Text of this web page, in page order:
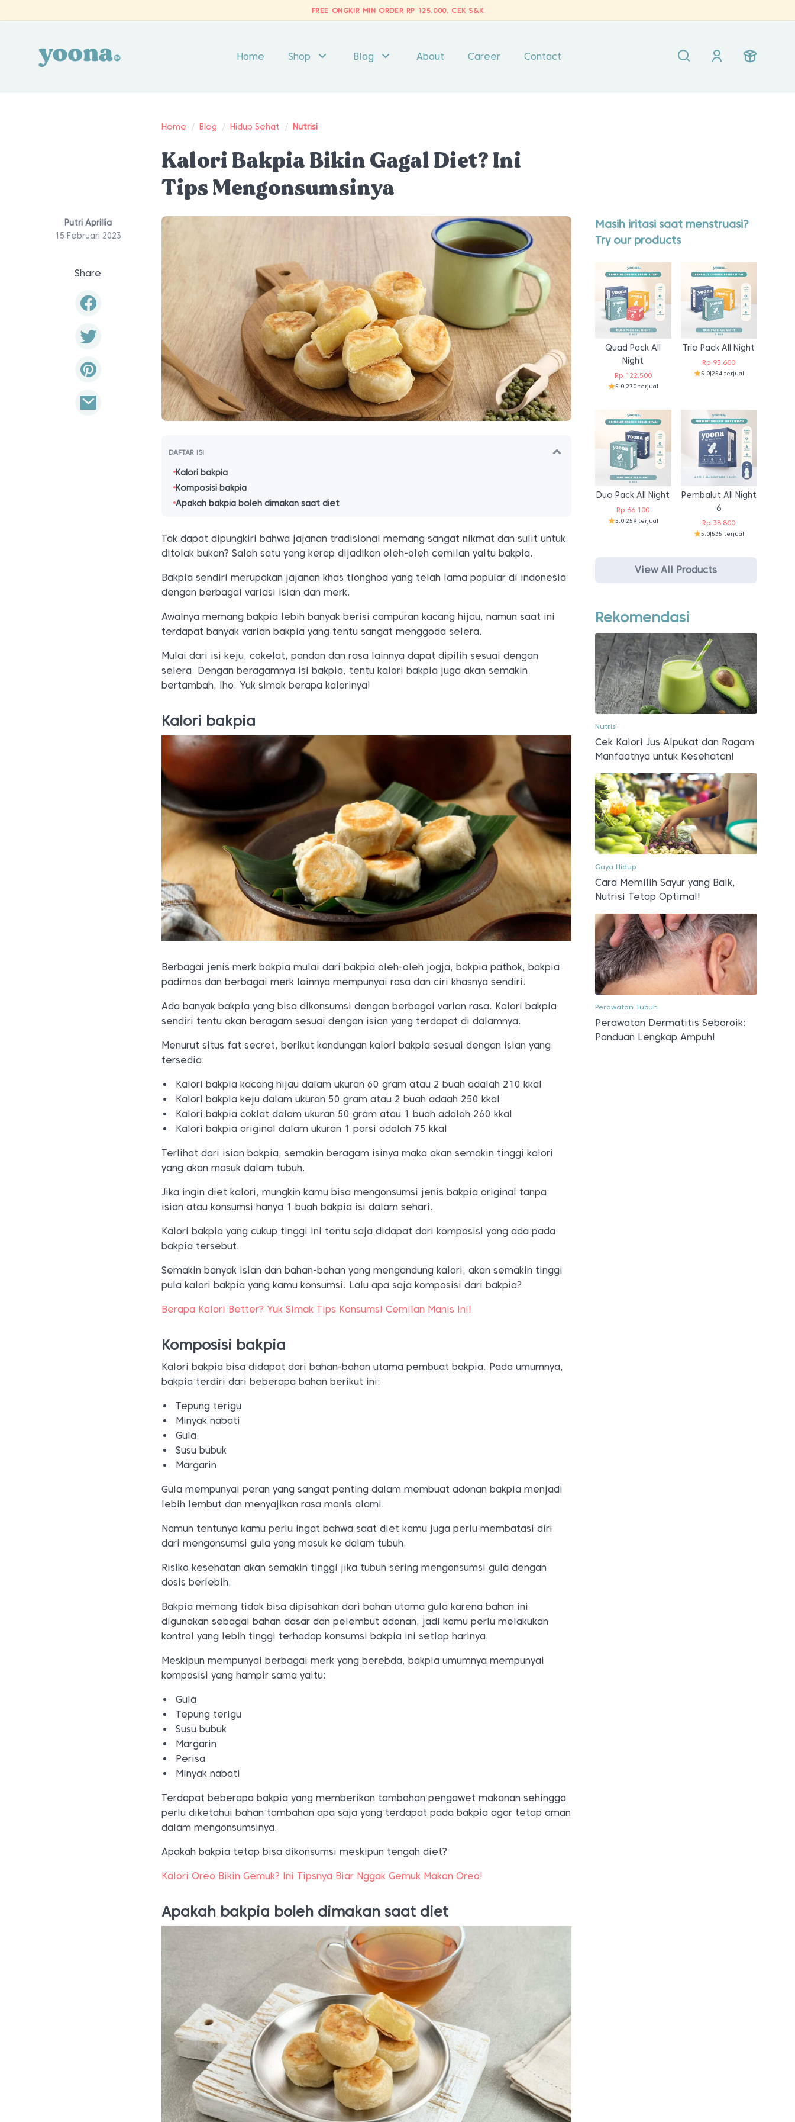
FREE ONGKIR MIN ORDER RP 125.000. CEK S&K
Home Shop Blog About Career Contact
Home / Blog / Hidup Sehat / Nutrisi
Kalori Bakpia Bikin Gagal Diet? Ini
Tips Mengonsumsinya
Putri Aprillia
15 Februari 2023
Share
DAFTAR ISI
Kalori bakpia
Komposisi bakpia
Apakah bakpia boleh dimakan saat diet
Tak dapat dipungkiri bahwa jajanan tradisional memang sangat nikmat dan sulit untuk
ditolak bukan? Salah satu yang kerap dijadikan oleh-oleh cemilan yaitu bakpia.
Bakpia sendiri merupakan jajanan khas tionghoa yang telah lama popular di indonesia
dengan berbagai variasi isian dan merk.
Awalnya memang bakpia lebih banyak berisi campuran kacang hijau, namun saat ini
terdapat banyak varian bakpia yang tentu sangat menggoda selera.
Mulai dari isi keju, cokelat, pandan dan rasa lainnya dapat dipilih sesuai dengan
selera. Dengan beragamnya isi bakpia, tentu kalori bakpia juga akan semakin
bertambah, lho. Yuk simak berapa kalorinya!
Kalori bakpia
Berbagai jenis merk bakpia mulai dari bakpia oleh-oleh jogja, bakpia pathok, bakpia
padimas dan berbagai merk lainnya mempunyai rasa dan ciri khasnya sendiri.
Ada banyak bakpia yang bisa dikonsumsi dengan berbagai varian rasa. Kalori bakpia
sendiri tentu akan beragam sesuai dengan isian yang terdapat di dalamnya.
Menurut situs fat secret, berikut kandungan kalori bakpia sesuai dengan isian yang
tersedia:
Kalori bakpia kacang hijau dalam ukuran 60 gram atau 2 buah adalah 210 kkal
Kalori bakpia keju dalam ukuran 50 gram atau 2 buah adaah 250 kkal
Kalori bakpia coklat dalam ukuran 50 gram atau 1 buah adalah 260 kkal
Kalori bakpia original dalam ukuran 1 porsi adalah 75 kkal
Terlihat dari isian bakpia, semakin beragam isinya maka akan semakin tinggi kalori
yang akan masuk dalam tubuh.
Jika ingin diet kalori, mungkin kamu bisa mengonsumsi jenis bakpia original tanpa
isian atau konsumsi hanya 1 buah bakpia isi dalam sehari.
Kalori bakpia yang cukup tinggi ini tentu saja didapat dari komposisi yang ada pada
bakpia tersebut.
Semakin banyak isian dan bahan-bahan yang mengandung kalori, akan semakin tinggi
pula kalori bakpia yang kamu konsumsi. Lalu apa saja komposisi dari bakpia?
Berapa Kalori Better? Yuk Simak Tips Konsumsi Cemilan Manis Ini!
Komposisi bakpia
Kalori bakpia bisa didapat dari bahan-bahan utama pembuat bakpia. Pada umumnya,
bakpia terdiri dari beberapa bahan berikut ini:
Tepung terigu
Minyak nabati
Gula
Susu bubuk
Margarin
Gula mempunyai peran yang sangat penting dalam membuat adonan bakpia menjadi
lebih lembut dan menyajikan rasa manis alami.
Namun tentunya kamu perlu ingat bahwa saat diet kamu juga perlu membatasi diri
dari mengonsumsi gula yang masuk ke dalam tubuh.
Risiko kesehatan akan semakin tinggi jika tubuh sering mengonsumsi gula dengan
dosis berlebih.
Bakpia memang tidak bisa dipisahkan dari bahan utama gula karena bahan ini
digunakan sebagai bahan dasar dan pelembut adonan, jadi kamu perlu melakukan
kontrol yang lebih tinggi terhadap konsumsi bakpia ini setiap harinya.
Meskipun mempunyai berbagai merk yang berebda, bakpia umumnya mempunyai
komposisi yang hampir sama yaitu:
Gula
Tepung terigu
Susu bubuk
Margarin
Perisa
Minyak nabati
Terdapat beberapa bakpia yang memberikan tambahan pengawet makanan sehingga
perlu diketahui bahan tambahan apa saja yang terdapat pada bakpia agar tetap aman
dalam mengonsumsinya.
Apakah bakpia tetap bisa dikonsumsi meskipun tengah diet?
Kalori Oreo Bikin Gemuk? Ini Tipsnya Biar Nggak Gemuk Makan Oreo!
Apakah bakpia boleh dimakan saat diet
Masih iritasi saat menstruasi?
Try our products
Quad Pack All
Night
Rp122.500
5.0|270 terjual
Trio Pack All Night
Rp 93.600
5.0|254 terjual
Duo Pack All Night
Rp 66.100
5.0|259 terjual
Pembalut All Night
6
Rp 38.800
5.0|535 terjual
View All Products
Rekomendasi
Nutrisi
Cek Kalori Jus Alpukat dan Ragam
Manfaatnya untuk Kesehatan!
Gaya Hidup
Cara Memilih Sayur yang Baik,
Nutrisi Tetap Optimal!
Perawatan Tubuh
Perawatan Dermatitis Seboroik:
Panduan Lengkap Ampuh!